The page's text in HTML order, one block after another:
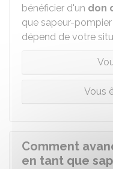
bénéficier d'un don
que sapeur-
dépend de votre
Vous
Comment
en tant que